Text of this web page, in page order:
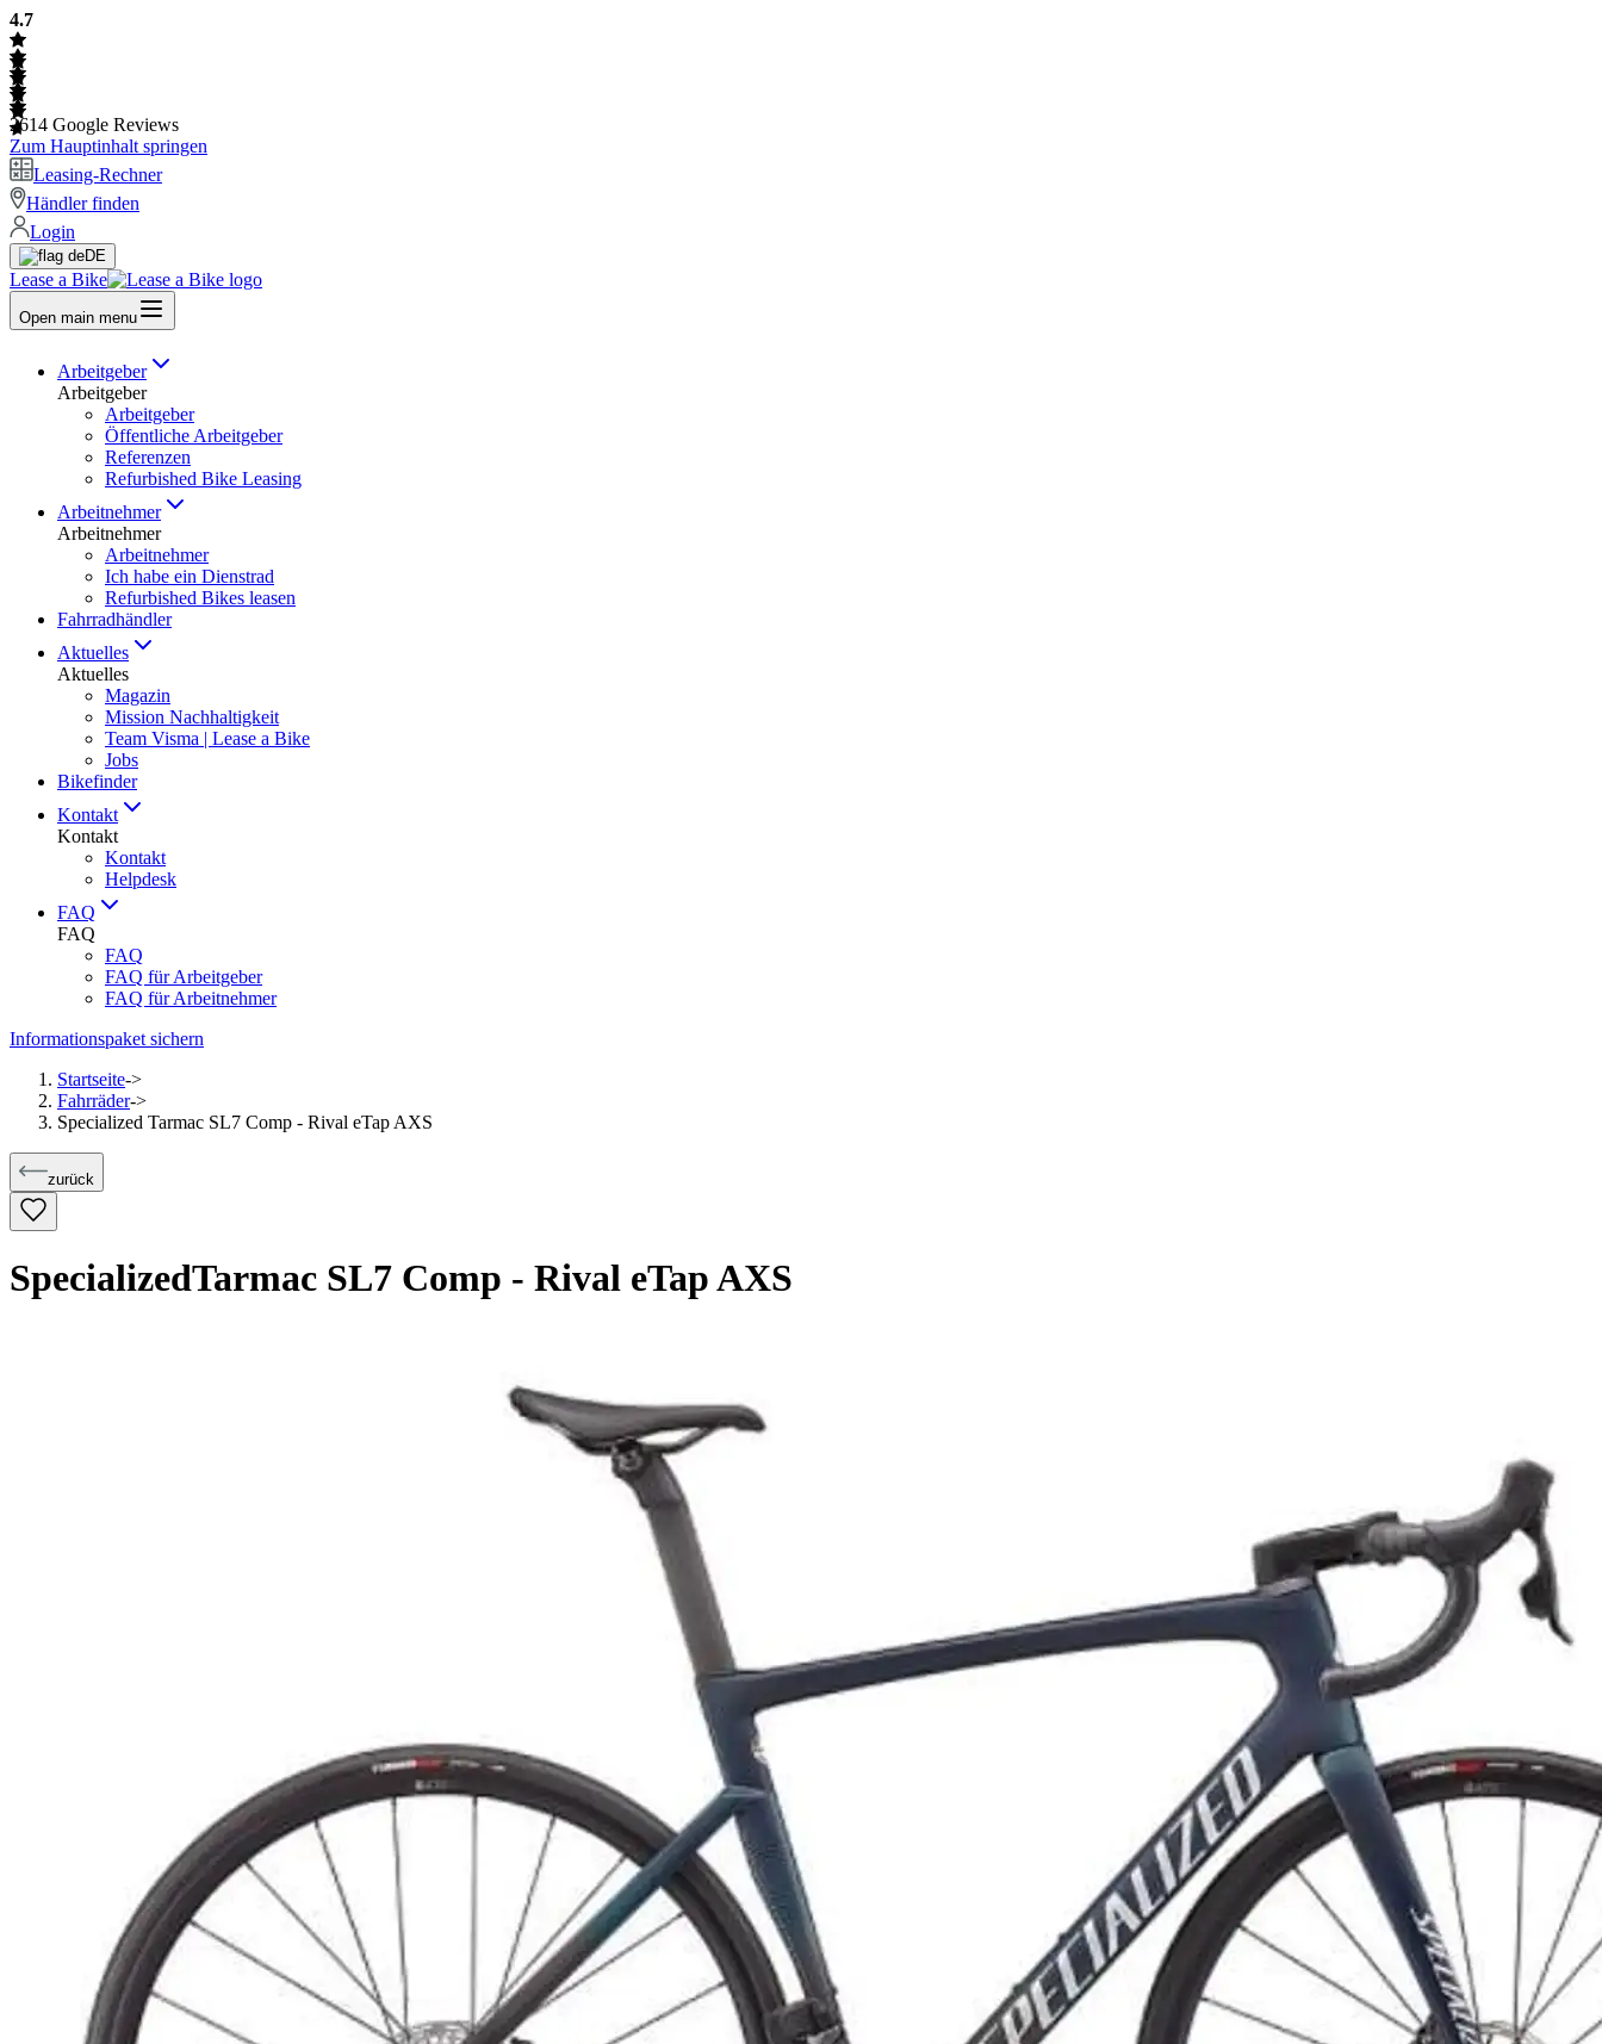
4.7
2614 Google Reviews
Zum Hauptinhalt springen
Leasing-Rechner
Händler finden
Login
DE
Lease a Bike
Open main menu
Arbeitgeber
Arbeitgeber
Arbeitgeber
Öffentliche Arbeitgeber
Referenzen
Refurbished Bike Leasing
Arbeitnehmer
Arbeitnehmer
Arbeitnehmer
Ich habe ein Dienstrad
Refurbished Bikes leasen
Fahrradhändler
Aktuelles
Aktuelles
Magazin
Mission Nachhaltigkeit
Team Visma | Lease a Bike
Jobs
Bikefinder
Kontakt
Kontakt
Kontakt
Helpdesk
FAQ
FAQ
FAQ
FAQ für Arbeitgeber
FAQ für Arbeitnehmer
Informationspaket sichern
Startseite->
Fahrräder->
Specialized Tarmac SL7 Comp - Rival eTap AXS
zurück
SpecializedTarmac SL7 Comp - Rival eTap AXS